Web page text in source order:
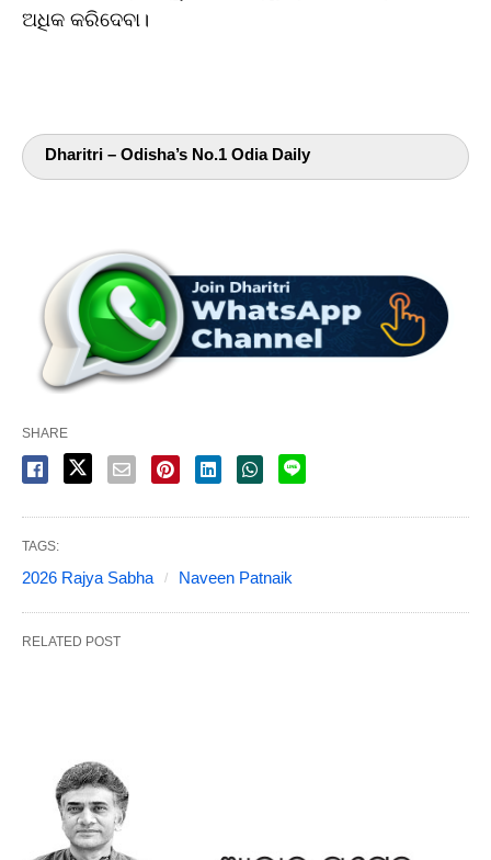
ଅଧିକ କରିଦେବା।
Dharitri – Odisha’s No.1 Odia Daily
SHARE
TAGS:
2026 Rajya Sabha Naveen Patnaik
RELATED POST